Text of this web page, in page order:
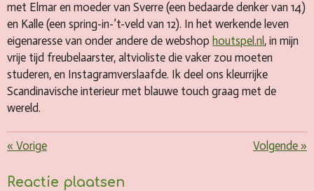
met Elmar en moeder van Sverre (een bedaarde denker van 14)
en Kalle (een spring-in-’t-veld van 12). In het werkende leven
eigenaresse van onder andere de webshop houtspel.nl , in mijn
vrije tijd freubelaarster, altvioliste die vaker zou moeten
studeren, en Instagramverslaafde. Ik deel ons kleurrijke
Scandinavische interieur met blauwe touch graag met de
wereld.
« Vorige Volgende »
Reactie plaatsen